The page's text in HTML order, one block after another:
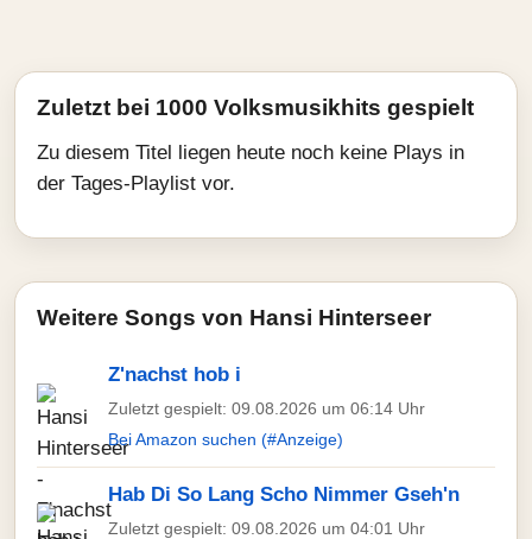
Zuletzt bei 1000 Volksmusikhits gespielt
Zu diesem Titel liegen heute noch keine Plays in
der Tages-Playlist vor.
Weitere Songs von Hansi Hinterseer
Z'nachst hob i
Zuletzt gespielt: 09.08.2026 um 06:14 Uhr
Bei Amazon suchen (#Anzeige)
Hab Di So Lang Scho Nimmer Gseh'n
Zuletzt gespielt: 09.08.2026 um 04:01 Uhr